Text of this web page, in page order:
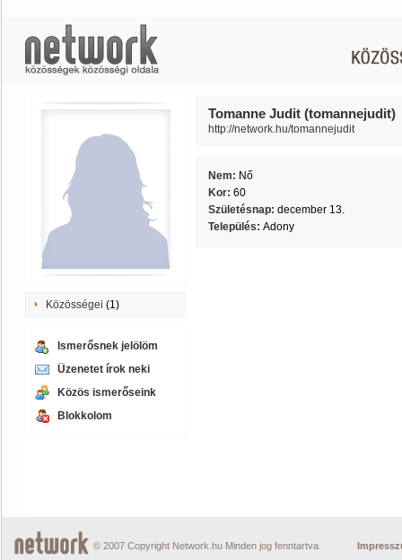
Közösségei (1)
Ismerősnek jelölöm
Üzenetet írok neki
Közös ismerőseink
Blokkolom
Tomanne Judit (tomannejudit)
http://network.hu/tomannejudit
Nem: Nő
Kor: 60
Születésnap: december 13.
Település: Adony
© 2007 Copyright Network.hu Minden jog fenntartva.